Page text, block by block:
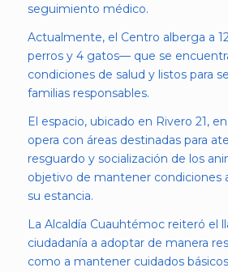
seguimiento médico.
Actualmente, el Centro alberga a
perros y 4 gatos— que se
condiciones de salud y listos para
familias responsables.
El espacio, ubicado en Rivero 21,
opera con áreas destinadas para
resguardo y socialización de los
objetivo de mantener condiciones
su estancia.
La Alcaldía Cuauhtémoc reiteró el
ciudadanía a adoptar de manera
como a mantener cuidados